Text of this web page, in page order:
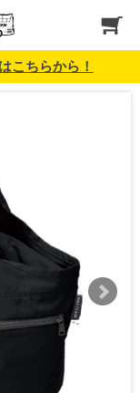
こちらから！